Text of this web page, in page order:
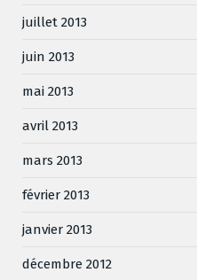
juillet 2013
juin 2013
mai 2013
avril 2013
mars 2013
février 2013
janvier 2013
décembre 2012